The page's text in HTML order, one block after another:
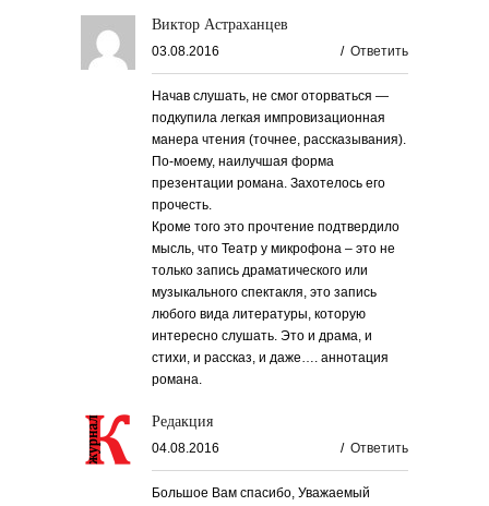
Виктор Астраханцев
03.08.2016 / Ответить
Начав слушать, не смог оторваться —
подкупила легкая импровизационная
манера чтения (точнее, рассказывания).
По-моему, наилучшая форма
презентации романа. Захотелось его
прочесть.
Кроме того это прочтение подтвердило
мысль, что Театр у микрофона – это не
только запись драматического или
музыкального спектакля, это запись
любого вида литературы, которую
интересно слушать. Это и драма, и
стихи, и рассказ, и даже…. аннотация
романа.
Редакция
04.08.2016 / Ответить
Большое Вам спасибо, Уважаемый